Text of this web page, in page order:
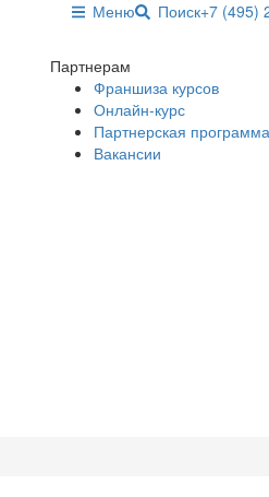
+7 (495)
Поиск
Меню
Партнерам
Франшиза курсов
Онлайн-курс
Партнерская программа
Вакансии